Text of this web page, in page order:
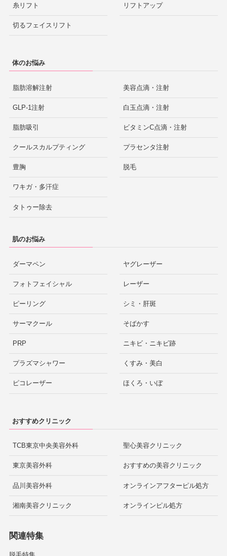
糸リフト
切るフェイスリフト
リフトアップ
体のお悩み
脂肪溶解注射
GLP-1注射
脂肪吸引
クールスカルプティング
豊胸
ワキガ・多汗症
タトゥー除去
美容点滴・注射
白玉点滴・注射
ビタミンC点滴・注射
プラセンタ注射
脱毛
肌のお悩み
ダーマペン
フォトフェイシャル
ピーリング
サーマクール
PRP
プラズマシャワー
ピコレーザー
ヤグレーザー
レーザー
シミ・肝斑
そばかす
ニキビ・ニキビ跡
くすみ・美白
ほくろ・いぼ
おすすめクリニック
TCB東京中央美容外科
東京美容外科
品川美容外科
湘南美容クリニック
聖心美容クリニック
おすすめの美容クリニック
オンラインアフターピル処方
オンラインピル処方
関連特集